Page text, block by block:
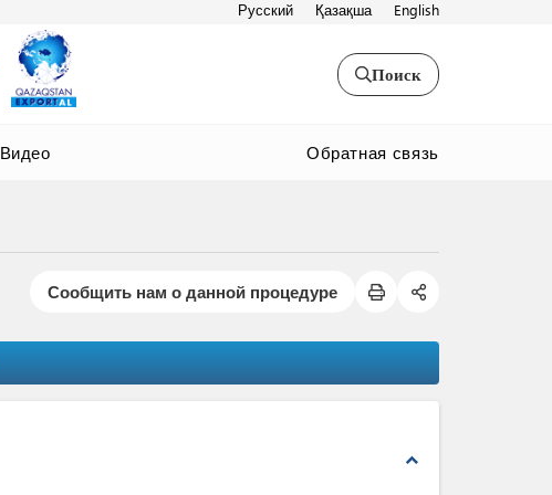
Русский Қазақша English
Поиск
Видео Обратная связь
Сообщить нам о данной процедуре
expand_less